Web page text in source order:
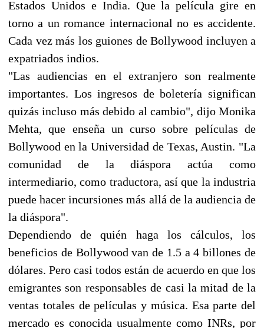
Estados Unidos e India. Que la película gire en
torno a un romance internacional no es accidente.
Cada vez más los guiones de Bollywood incluyen a
expatriados indios.
"Las audiencias en el extranjero son realmente
importantes. Los ingresos de boletería significan
quizás incluso más debido al cambio", dijo Monika
Mehta, que enseña un curso sobre películas de
Bollywood en la Universidad de Texas, Austin. "La
comunidad de la diáspora actúa como
intermediario, como traductora, así que la industria
puede hacer incursiones más allá de la audiencia de
la diáspora".
Dependiendo de quién haga los cálculos, los
beneficios de Bollywood van de 1.5 a 4 billones de
dólares. Pero casi todos están de acuerdo en que los
emigrantes son responsables de casi la mitad de la
ventas totales de películas y música. Esa parte del
mercado es conocida usualmente como INRs, por